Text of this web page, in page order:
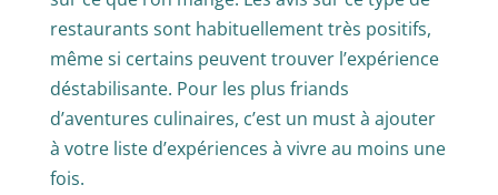
restaurants sont habituellement très positifs,
même si certains peuvent trouver l’expérience
déstabilisante. Pour les plus friands
d’aventures culinaires, c’est un must à ajouter
à votre liste d’expériences à vivre au moins une
fois.